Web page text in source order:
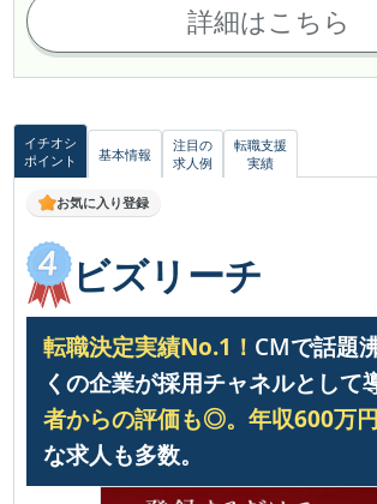
詳細はこちら
イチオシ
ポイント
基本情報
注目の
求人例
転職支援
実績
お気に入り登録
ビズリーチ
転職決定実績No.1！ CMで話題
くの企業が採用チャネルとして
者からの評価も◎。 年収600万
な求人も多数。